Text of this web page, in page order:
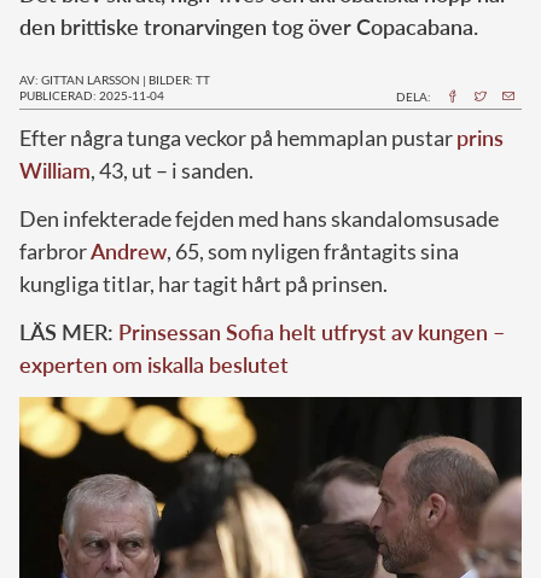
den brittiske tronarvingen tog över Copacabana.
AV: GITTAN LARSSON | BILDER: TT
PUBLICERAD: 2025-11-04
DELA:
Efter några tunga veckor på hemmaplan pustarprins
William, 43, ut – i sanden.
Den infekterade fejden med hans skandalomsusade
farbrorAndrew, 65, som nyligen fråntagits sina
kungliga titlar, har tagit hårt på prinsen.
LÄS MER: Prinsessan Sofia helt utfryst av kungen –
experten om iskalla beslutet